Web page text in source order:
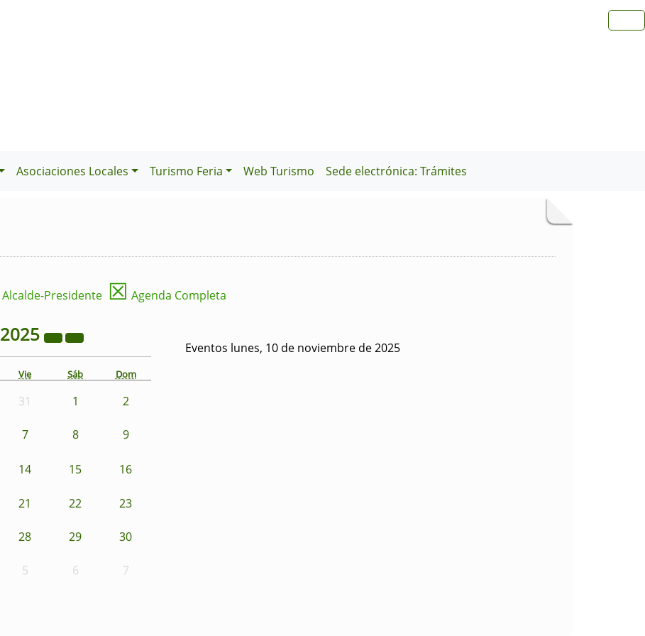
Asociaciones Locales Turismo Feria Web Turismo Sede electrónica: Trámites
Alcalde-Presidente ☒ Agenda Completa
2025
Vie Sáb Dom
31 1 2
7 8 9
14 15 16
21 22 23
28 29 30
5 6 7
Eventos lunes, 10 de noviembre de 2025